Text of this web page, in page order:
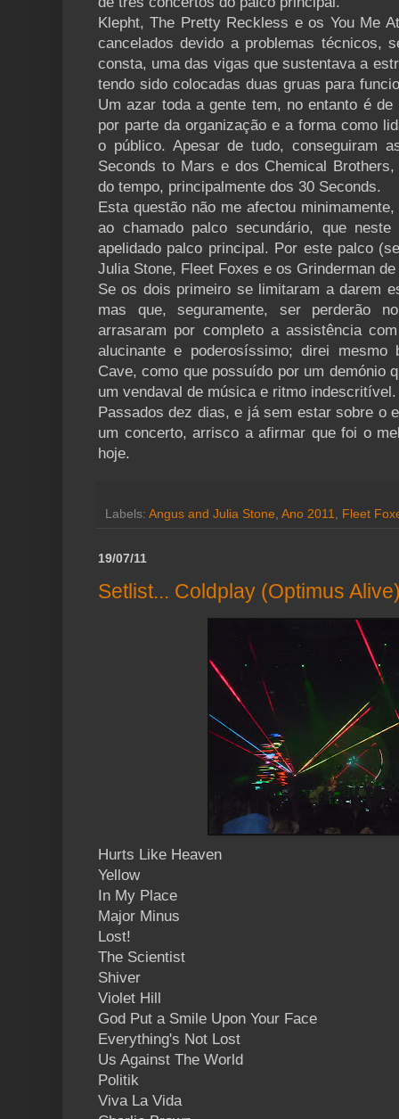
Klepht, The Pretty Reckless e os You Me
cancelados devido a problemas técnicos,
consta, uma das vigas que sustentava a
tendo sido colocadas duas gruas para
Um azar toda a gente tem, no entanto é
por parte da organização e a forma como
o público. Apesar de tudo, conseguiram
Seconds to Mars e dos Chemical
do tempo, principalmente dos 30 Seconds.
Esta questão não me afectou
ao chamado palco secundário, que
apelidado palco principal. Por este palco
Julia Stone, Fleet Foxes e os Grinderman
Se os dois primeiro se limitaram a darem
mas que, seguramente, ser perderão
arrasaram por completo a assistência
alucinante e poderosíssimo; direi
Cave, como que possuído por um demónio
um vendaval de música e ritmo indescritível.
Passados dez dias, e já sem estar sobre o
um concerto, arrisco a afirmar que foi o
hoje.
Labels: Angus and Julia Stone Ano 2011 Fleet
19/07/11
Setlist... Coldplay (Optimus
Hurts Like Heaven
Yellow
In My Place
Major Minus
Lost!
The Scientist
Shiver
Violet Hill
God Put a Smile Upon Your Face
Everything's Not Lost
Us Against The World
Politik
Viva La Vida